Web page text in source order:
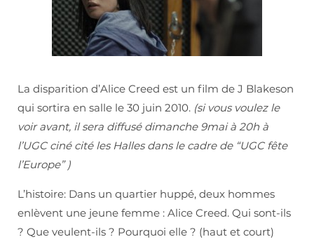
La disparition d’Alice Creed est un film de J Blakeson
qui sortira en salle le 30 juin 2010. (si vous voulez le
voir avant, il sera diffusé dimanche 9mai à 20h à
l’UGC ciné cité les Halles dans le cadre de “UGC fête
l’Europe” )
L’histoire: Dans un quartier huppé, deux hommes
enlèvent une jeune femme : Alice Creed. Qui sont-ils
? Que veulent-ils ? Pourquoi elle ? (haut et court)